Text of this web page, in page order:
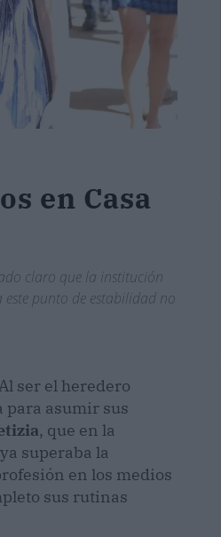
en Casa
claro que la institución
punto de estabilidad no
ser el heredero
para asumir sus
, que en la
superaba la
en los medios
sus rutinas